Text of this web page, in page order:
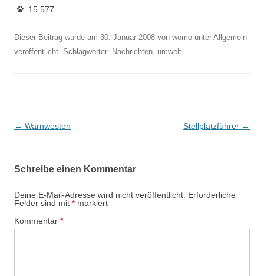
15.577
Dieser Beitrag wurde am 30. Januar 2008 von womo unter Allgemein
veröffentlicht. Schlagwörter: Nachrichten umwelt
Beitragsnavigation
← Warnwesten Stellplatzführer →
Schreibe einen Kommentar
Deine E-Mail-Adresse wird nicht veröffentlicht. Erforderliche
Felder sind mit * markiert
Kommentar *